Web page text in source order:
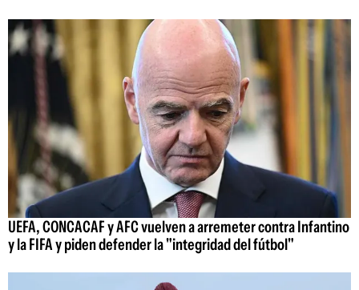
UEFA, CONCACAF y AFC vuelven a arremeter contra Infantino
y la FIFA y piden defender la "integridad del fútbol"